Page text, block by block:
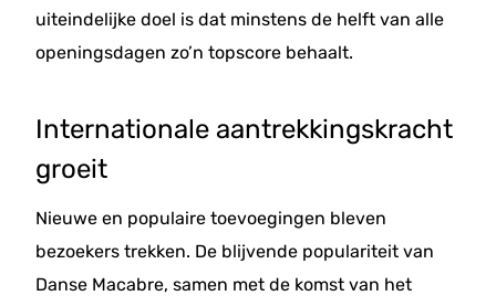
uiteindelijke doel is dat minstens de helft van alle
openingsdagen zo’n topscore behaalt.
Internationale aantrekkingskracht
groeit
Nieuwe en populaire toevoegingen bleven
bezoekers trekken. De blijvende populariteit van
Danse Macabre, samen met de komst van het